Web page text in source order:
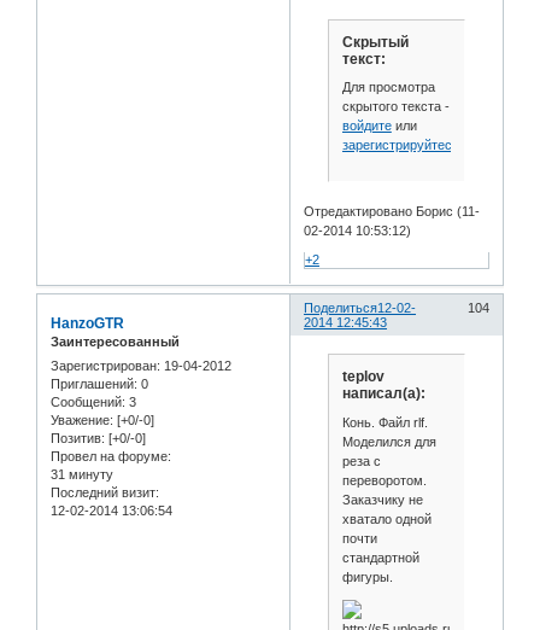
Скрытый
текст:
Для просмотра
скрытого текста -
войдитеили
зарегистрируйтесь
Отредактировано Борис (11-
02-2014 10:53:12)
+2
Поделиться 104
12-02-
2014 12:45:43
HanzoGTR
Заинтересованный
Зарегистрирован: 19-04-2012
Приглашений: 0
Сообщений: 3
Уважение: [+0/-0]
Позитив: [+0/-0]
Провел на форуме:
31 минуту
Последний визит:
12-02-2014 13:06:54
teplov
написал(а):
Конь. Файл rlf.
Моделился для
реза с
переворотом.
Заказчику не
хватало одной
почти
стандартной
фигуры.